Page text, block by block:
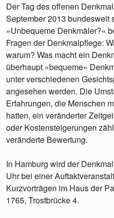
Der Tag des offenen
September 2013 bundesweit
»Unbequeme Denkmäler?«
Fragen der Denkmalpflege:
warum? Was macht ein
überhaupt »bequeme«
unter verschiedenen
angesehen werden. Die
Erfahrungen, die Menschen
hatten, ein veränderter
oder Kostensteigerungen
veränderte Bewertung.
In Hamburg wird der
Uhr bei einer
Kurzvorträgen im Haus der
1765, Trostbrücke 4.